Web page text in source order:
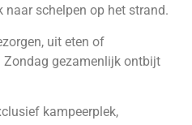
schelpen op het strand.
uit eten of
gezamenlijk ontbijt
kampeerplek,